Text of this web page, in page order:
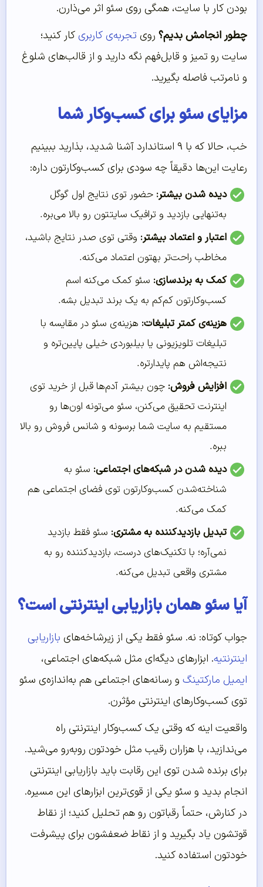
بودن کار با سایت، همگی روی سئو اثر می‌ذارن.
چطور انجامش بدیم؟ روی تجربه‌ی کاربری کار کنید؛
سایت رو تمیز و قابل‌فهم نگه دارید و از قالب‌های شلوغ
و نامرتب فاصله بگیرید.
مزایای سئو برای کسب‌وکار شما
خب، حالا که با ۹ استاندارد آشنا شدید، بذارید ببینیم
رعایت این‌ها دقیقاً چه سودی برای کسب‌وکارتون داره:
دیده شدن بیشتر: حضور توی نتایج اول گوگل
به‌تنهایی بازدید و ترافیک سایتتون رو بالا می‌بره.
اعتبار و اعتماد بیشتر: وقتی توی صدر نتایج باشید،
مخاطب راحت‌تر بهتون اعتماد می‌کنه.
کمک به برندسازی: سئو کمک می‌کنه اسم
کسب‌وکارتون کم‌کم به یک برند تبدیل بشه.
هزینه‌ی کمتر تبلیغات: هزینه‌ی سئو در مقایسه با
تبلیغات تلویزیونی یا بیلبوردی خیلی پایین‌تره و
نتیجه‌اش هم پایدارتره.
افزایش فروش: چون بیشتر آدم‌ها قبل از خرید توی
اینترنت تحقیق می‌کنن، سئو می‌تونه اون‌ها رو
مستقیم به سایت شما برسونه و شانس فروش رو بالا
ببره.
دیده شدن در شبکه‌های اجتماعی: سئو به
شناخته‌شدن کسب‌وکارتون توی فضای اجتماعی هم
کمک می‌کنه.
تبدیل بازدیدکننده به مشتری: سئو فقط بازدید
نمی‌آره؛ با تکنیک‌های درست، بازدیدکننده رو به
مشتری واقعی تبدیل می‌کنه.
آیا سئو همان بازاریابی اینترنتی است؟
جواب کوتاه: نه. سئو فقط یکی از زیرشاخه‌های بازاریابی
اینترنتیه. ابزارهای دیگه‌ای مثل شبکه‌های اجتماعی،
ایمیل مارکتینگ و رسانه‌های اجتماعی هم به‌اندازه‌ی سئو
توی کسب‌وکارهای اینترنتی مؤثرن.
واقعیت اینه که وقتی یک کسب‌وکار اینترنتی راه
می‌ندازید، با هزاران رقیب مثل خودتون روبه‌رو می‌شید.
برای برنده شدن توی این رقابت باید بازاریابی اینترنتی
انجام بدید و سئو یکی از قوی‌ترین ابزارهای این مسیره.
در کنارش، حتماً رقباتون رو هم تحلیل کنید؛ از نقاط
قوتشون یاد بگیرید و از نقاط ضعفشون برای پیشرفت
خودتون استفاده کنید.